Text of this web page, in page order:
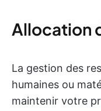
Allocation
La gestion des
humaines ou
maintenir votre